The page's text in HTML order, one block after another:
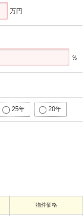
万円
％
25年 20年
物件価格